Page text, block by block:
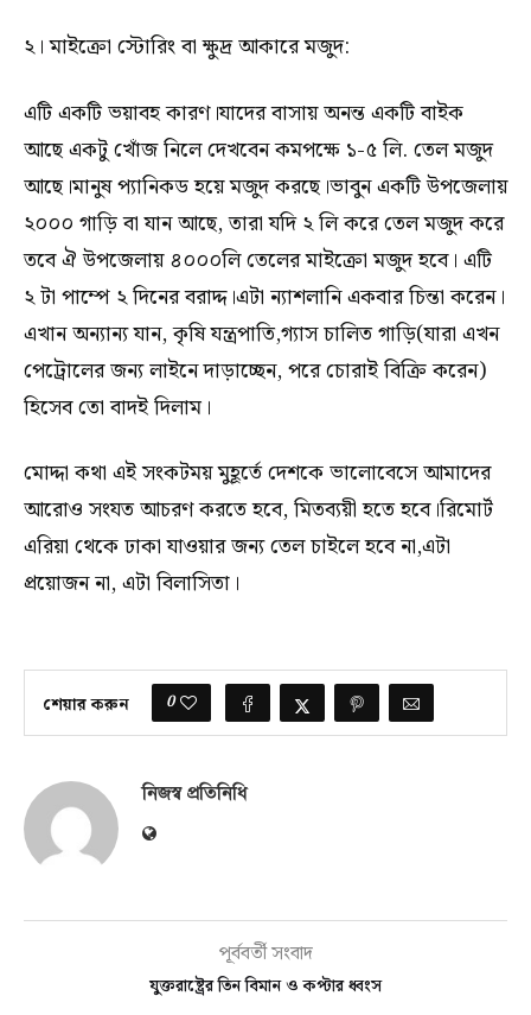
২। মাইক্রো স্টোরিং বা ক্ষুদ্র আকারে মজুদ:
এটি একটি ভয়াবহ কারণ।যাদের বাসায় অনন্ত একটি বাইক
আছে একটু খোঁজ নিলে দেখবেন কমপক্ষে ১-৫ লি. তেল মজুদ
আছে।মানুষ প্যানিকড হয়ে মজুদ করছে।ভাবুন একটি উপজেলায়
২০০০ গাড়ি বা যান আছে, তারা যদি ২ লি করে তেল মজুদ করে
তবে ঐ উপজেলায় ৪০০০লি তেলের মাইক্রো মজুদ হবে। এটি
২ টা পাম্পে ২ দিনের বরাদ্দ।এটা ন্যাশলানি একবার চিন্তা করেন।
এখান অন্যান্য যান, কৃষি যন্ত্রপাতি,গ্যাস চালিত গাড়ি(যারা এখন
পেট্রোলের জন্য লাইনে দাড়াচ্ছেন, পরে চোরাই বিক্রি করেন)
হিসেব তো বাদই দিলাম।
মোদ্দা কথা এই সংকটময় মুহূর্তে দেশকে ভালোবেসে আমাদের
আরোও সংযত আচরণ করতে হবে, মিতব্যয়ী হতে হবে।রিমোর্ট
এরিয়া থেকে ঢাকা যাওয়ার জন্য তেল চাইলে হবে না,এটা
প্রয়োজন না, এটা বিলাসিতা।
শেয়ার করুন 0
নিজস্ব প্রতিনিধি
পূর্ববর্তী সংবাদ
যুক্তরাষ্ট্রের তিন বিমান ও কপ্টার ধ্বংস